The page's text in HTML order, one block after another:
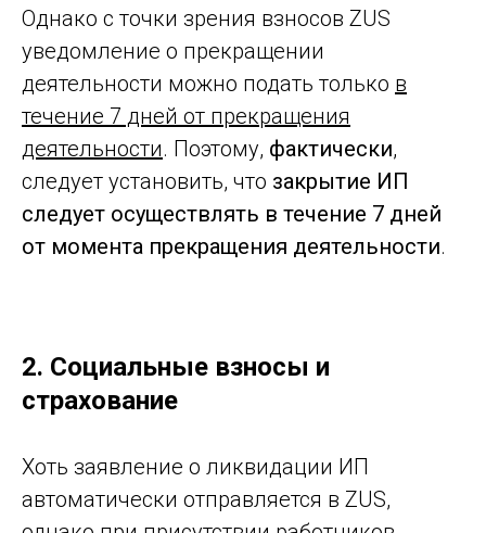
Однако с точки зрения взносов ZUS
уведомление о прекращении
деятельности можно подать только в
течение 7 дней от прекращения
деятельности. Поэтому, фактически,
следует установить, что закрытие ИП
следует осуществлять в течение 7 дней
от момента прекращения деятельности.
2. Социальные взносы и
страхование
Хоть заявление о ликвидации ИП
автоматически отправляется в ZUS,